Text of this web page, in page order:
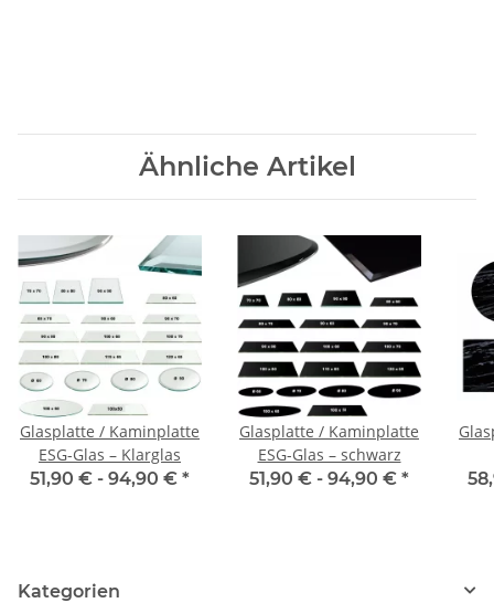
Ähnliche Artikel
Glasplatte / Kaminplatte
ESG-Glas – Klarglas
51,90 € - 94,90 € *
Glasplatte / Kaminplatte
ESG-Glas – schwarz
51,90 € - 94,90 € *
Kategorien